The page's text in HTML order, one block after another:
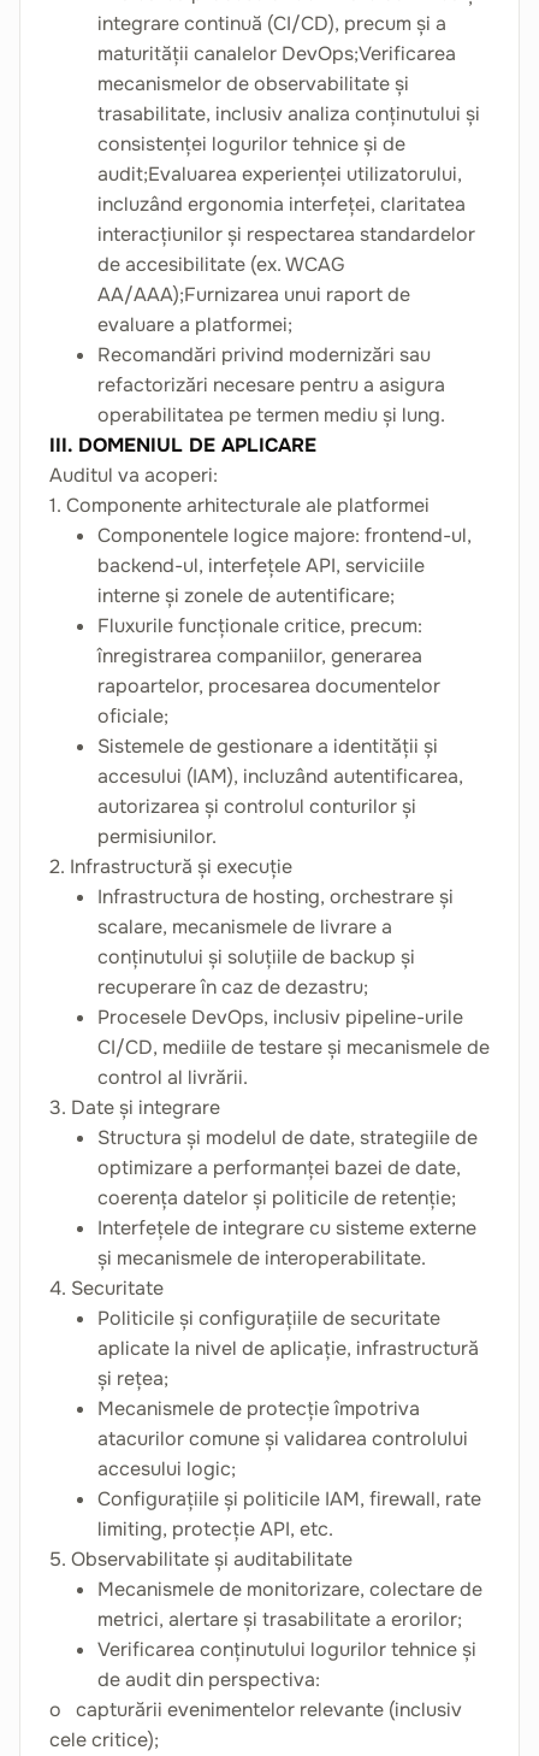
integrare continuă (CI/CD), precum și a
maturității canalelor DevOps;Verificarea
mecanismelor de observabilitate și
trasabilitate, inclusiv analiza conținutului și
consistenței logurilor tehnice și de
audit;Evaluarea experienței utilizatorului,
incluzând ergonomia interfeței, claritatea
interacțiunilor și respectarea standardelor
de accesibilitate (ex. WCAG
AA/AAA);Furnizarea unui raport de
evaluare a platformei;
Recomandări privind modernizări sau
refactorizări necesare pentru a asigura
operabilitatea pe termen mediu și lung.
III. DOMENIUL DE APLICARE
Auditul va acoperi:
1. Componente arhitecturale ale platformei
Componentele logice majore: frontend-ul,
backend-ul, interfețele API, serviciile
interne și zonele de autentificare;
Fluxurile funcționale critice, precum:
înregistrarea companiilor, generarea
rapoartelor, procesarea documentelor
oficiale;
Sistemele de gestionare a identității și
accesului (IAM), incluzând autentificarea,
autorizarea și controlul conturilor și
permisiunilor.
2. Infrastructură și execuție
Infrastructura de hosting, orchestrare și
scalare, mecanismele de livrare a
conținutului și soluțiile de backup și
recuperare în caz de dezastru;
Procesele DevOps, inclusiv pipeline-urile
CI/CD, mediile de testare și mecanismele de
control al livrării.
3. Date și integrare
Structura și modelul de date, strategiile de
optimizare a performanței bazei de date,
coerența datelor și politicile de retenție;
Interfețele de integrare cu sisteme externe
și mecanismele de interoperabilitate.
4. Securitate
Politicile și configurațiile de securitate
aplicate la nivel de aplicație, infrastructură
și rețea;
Mecanismele de protecție împotriva
atacurilor comune și validarea controlului
accesului logic;
Configurațiile și politicile IAM, firewall, rate
limiting, protecție API, etc.
5. Observabilitate și auditabilitate
Mecanismele de monitorizare, colectare de
metrici, alertare și trasabilitate a erorilor;
Verificarea conținutului logurilor tehnice și
de audit din perspectiva:
o capturării evenimentelor relevante (inclusiv
cele critice);